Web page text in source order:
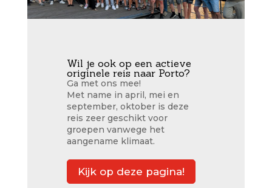
Wil je ook op een actieve
originele reis naar Porto?
Ga met ons mee!
Met name in april, mei en
september, oktober is deze
reis zeer geschikt voor
groepen vanwege het
aangename klimaat.
Kijk op deze pagina!